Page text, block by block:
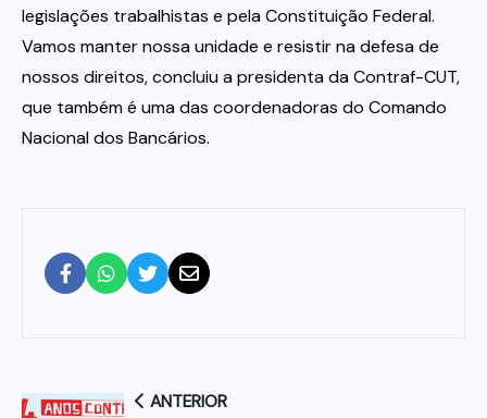
legislações trabalhistas e pela Constituição Federal.
Vamos manter nossa unidade e resistir na defesa de
nossos direitos, concluiu a presidenta da Contraf-CUT,
que também é uma das coordenadoras do Comando
Nacional dos Bancários.
ANTERIOR